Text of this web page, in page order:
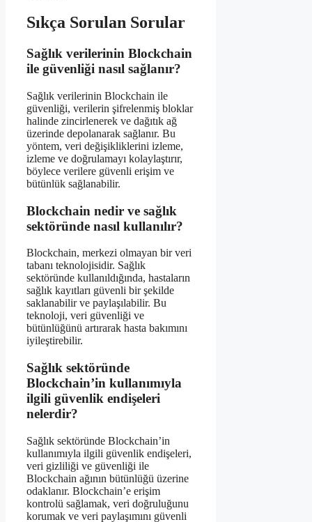
Sıkça Sorulan Sorular
Sağlık verilerinin Blockchain
ile güvenliği nasıl sağlanır?
Sağlık verilerinin Blockchain ile
güvenliği, verilerin şifrelenmiş bloklar
halinde zincirlenerek ve dağıtık ağ
üzerinde depolanarak sağlanır. Bu
yöntem, veri değişikliklerini izleme,
izleme ve doğrulamayı kolaylaştırır,
böylece verilere güvenli erişim ve
bütünlük sağlanabilir.
Blockchain nedir ve sağlık
sektöründe nasıl kullanılır?
Blockchain, merkezi olmayan bir veri
tabanı teknolojisidir. Sağlık
sektöründe kullanıldığında, hastaların
sağlık kayıtları güvenli bir şekilde
saklanabilir ve paylaşılabilir. Bu
teknoloji, veri güvenliği ve
bütünlüğünü artırarak hasta bakımını
iyileştirebilir.
Sağlık sektöründe
Blockchain’in kullanımıyla
ilgili güvenlik endişeleri
nelerdir?
Sağlık sektöründe Blockchain’in
kullanımıyla ilgili güvenlik endişeleri,
veri gizliliği ve güvenliği ile
Blockchain ağının bütünlüğü üzerine
odaklanır. Blockchain’e erişim
kontrolü sağlamak, veri doğruluğunu
korumak ve veri paylaşımını güvenli